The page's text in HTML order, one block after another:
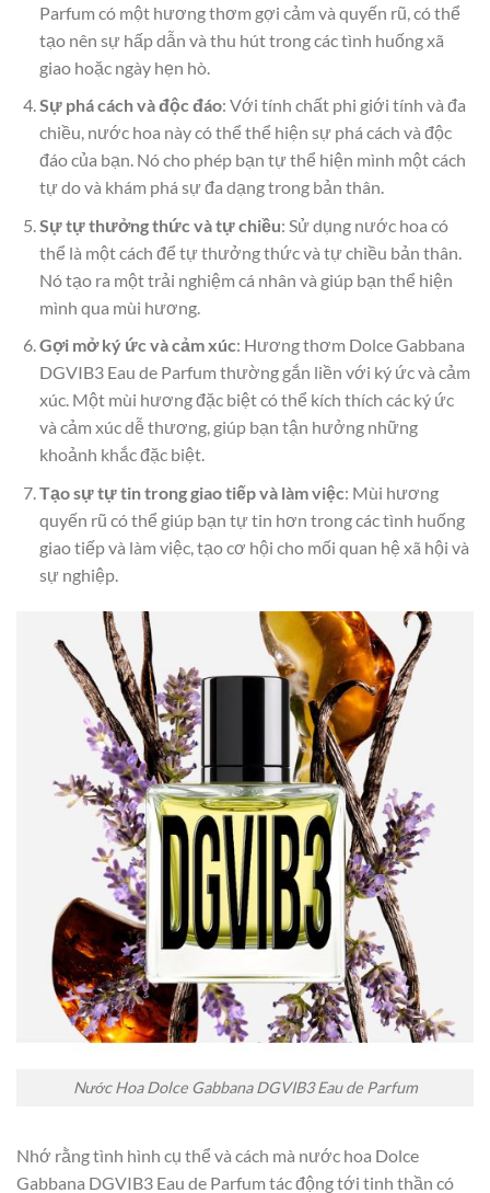
Parfum có một hương thơm gợi cảm và quyến rũ, có thể
tạo nên sự hấp dẫn và thu hút trong các tình huống xã
giao hoặc ngày hẹn hò.
Sự phá cách và độc đáo: Với tính chất phi giới tính và đa
chiều, nước hoa này có thể thể hiện sự phá cách và độc
đáo của bạn. Nó cho phép bạn tự thể hiện mình một cách
tự do và khám phá sự đa dạng trong bản thân.
Sự tự thưởng thức và tự chiều: Sử dụng nước hoa có
thể là một cách để tự thưởng thức và tự chiều bản thân.
Nó tạo ra một trải nghiệm cá nhân và giúp bạn thể hiện
mình qua mùi hương.
Gợi mở ký ức và cảm xúc: Hương thơm Dolce Gabbana
DGVIB3 Eau de Parfum thường gắn liền với ký ức và cảm
xúc. Một mùi hương đặc biệt có thể kích thích các ký ức
và cảm xúc dễ thương, giúp bạn tận hưởng những
khoảnh khắc đặc biệt.
Tạo sự tự tin trong giao tiếp và làm việc: Mùi hương
quyến rũ có thể giúp bạn tự tin hơn trong các tình huống
giao tiếp và làm việc, tạo cơ hội cho mối quan hệ xã hội và
sự nghiệp.
Nước Hoa Dolce Gabbana DGVIB3 Eau de Parfum
Nhớ rằng tình hình cụ thể và cách mà nước hoa Dolce
Gabbana DGVIB3 Eau de Parfum tác động tới tinh thần có